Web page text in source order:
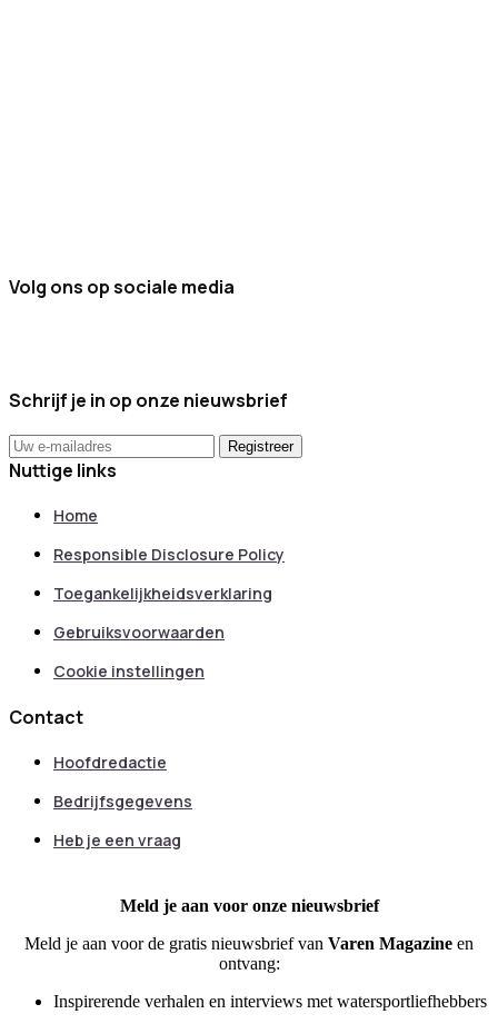
Volg ons op sociale media
Schrijf je in op onze nieuwsbrief
Nuttige links
Home
Responsible Disclosure Policy
Toegankelijkheidsverklaring
Gebruiksvoorwaarden
Cookie instellingen
Contact
Hoofdredactie
Bedrijfsgegevens
Heb je een vraag
Meld je aan voor onze nieuwsbrief
Meld je aan voor de gratis nieuwsbrief van Varen Magazine en
ontvang:
Inspirerende verhalen en interviews met watersportliefhebbers